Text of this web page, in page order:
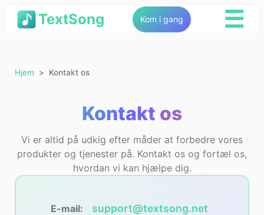
TextSong Kom i gang ☰
Hjem Kontakt os
Kontakt os
Vi er altid på udkig efter måder at forbedre vores
produkter og tjenester på. Kontakt os og fortæl os,
hvordan vi kan hjælpe dig.
E-mail: support@textsong.net